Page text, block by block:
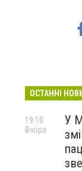
ОСТАННІ
У
19:10
Вчора